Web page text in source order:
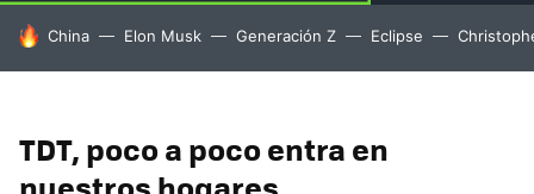
HOY SE HABLA DE
China Elon Musk Generación Z Eclipse
TDT, poco a poco entra en